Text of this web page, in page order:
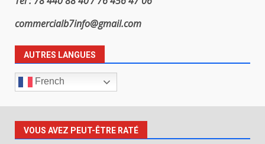
commercialb7info@gmail.com
AUTRES LANGUES
French
VOUS AVEZ PEUT-ÊTRE RATÉ